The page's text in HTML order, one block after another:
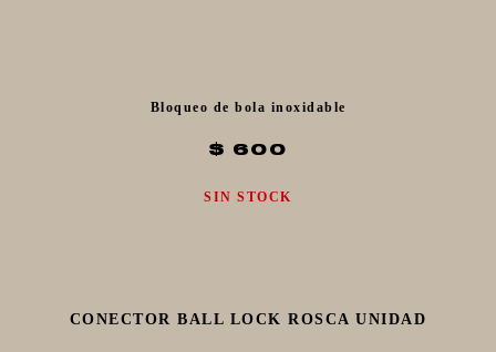
Bloqueo de bola inoxidable
$ 600
SIN STOCK
CONECTOR BALL LOCK ROSCA UNIDAD